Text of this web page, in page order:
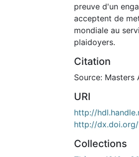
preuve d'un
acceptent de
mondiale au
plaidoyers.
Citation
Source: Masters
URI
http://
http://
Collections